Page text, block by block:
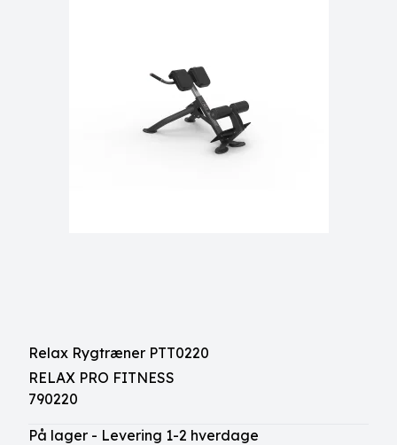
Relax Rygtræner PTT0220
RELAX PRO FITNESS
790220
På lager - Levering 1-2 hverdage